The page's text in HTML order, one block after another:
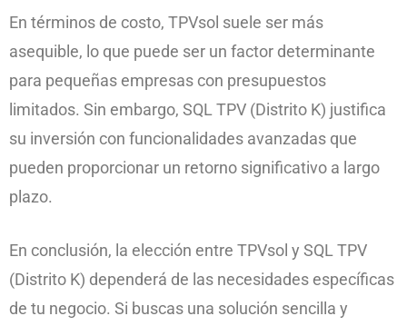
En términos de costo, TPVsol suele ser más
asequible, lo que puede ser un factor determinante
para pequeñas empresas con presupuestos
limitados. Sin embargo, SQL TPV (Distrito K) justifica
su inversión con funcionalidades avanzadas que
pueden proporcionar un retorno significativo a largo
plazo.
En conclusión, la elección entre TPVsol y SQL TPV
(Distrito K) dependerá de las necesidades específicas
de tu negocio. Si buscas una solución sencilla y